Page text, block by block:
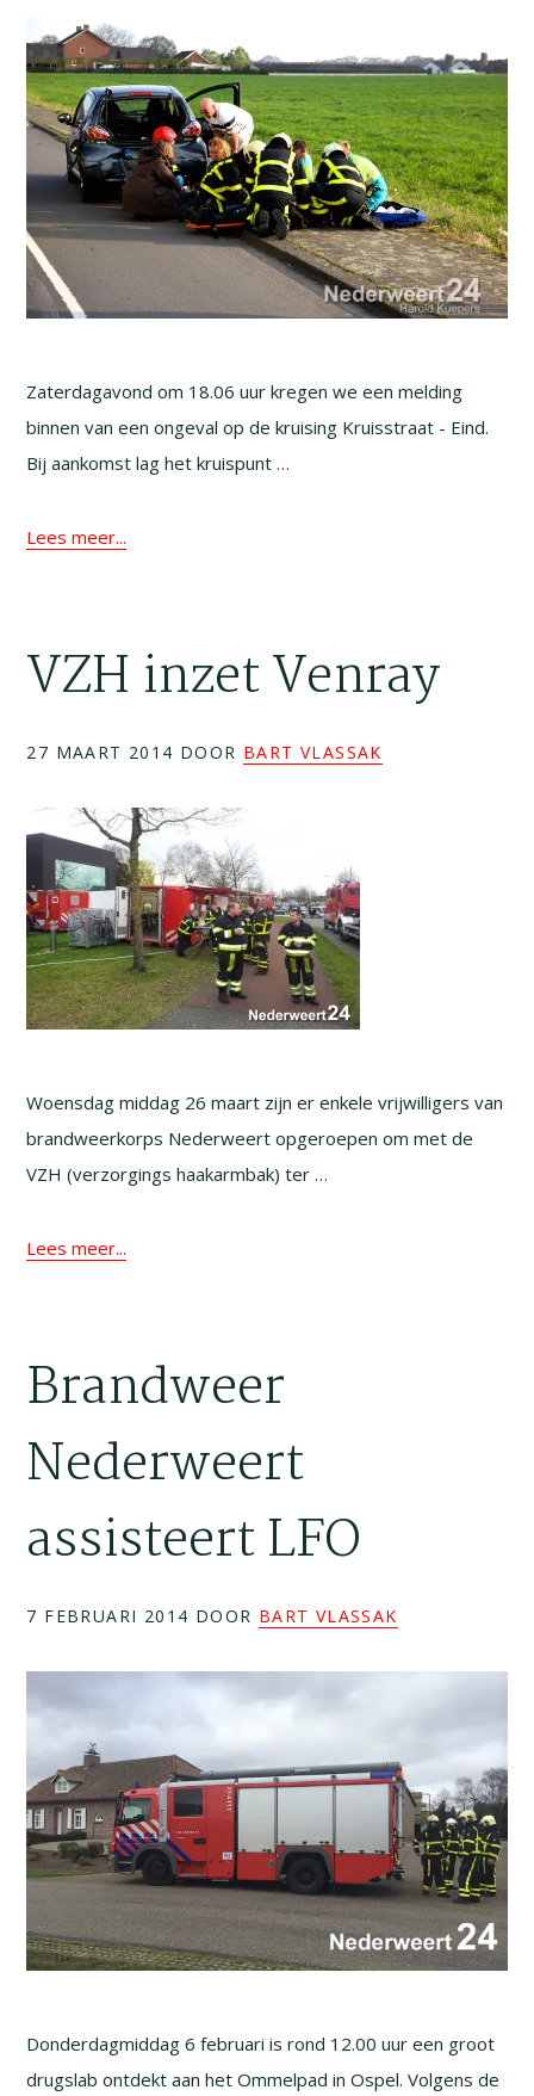
Zaterdagavond om 18.06 uur kregen we een melding
binnen van een ongeval op de kruising Kruisstraat - Eind.
Bij aankomst lag het kruispunt …
Lees meer...
VZH inzet Venray
27 MAART 2014 DOOR BART VLASSAK
Woensdag middag 26 maart zijn er enkele vrijwilligers van
brandweerkorps Nederweert opgeroepen om met de
VZH (verzorgings haakarmbak) ter …
Lees meer...
Brandweer
Nederweert
assisteert LFO
7 FEBRUARI 2014 DOOR BART VLASSAK
Donderdagmiddag 6 februari is rond 12.00 uur een groot
drugslab ontdekt aan het Ommelpad in Ospel. Volgens de